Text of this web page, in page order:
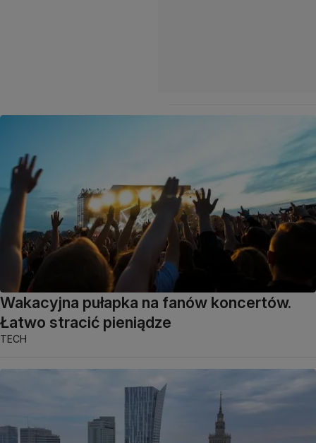
Wakacyjna pułapka na fanów koncertów.
Łatwo stracić pieniądze
TECH